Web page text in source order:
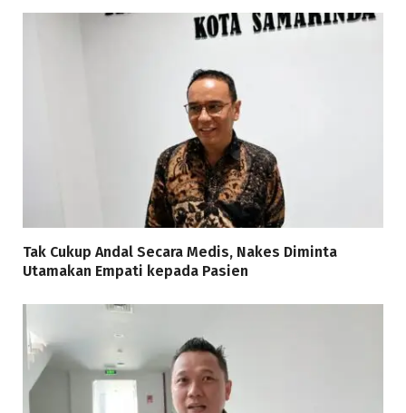
Tak Cukup Andal Secara Medis, Nakes Diminta
Utamakan Empati kepada Pasien